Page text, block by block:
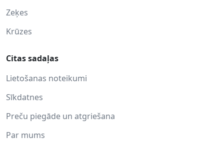
Zeķes
Krūzes
Citas sadaļas
Lietošanas noteikumi
Sīkdatnes
Preču piegāde un atgriešana
Par mums